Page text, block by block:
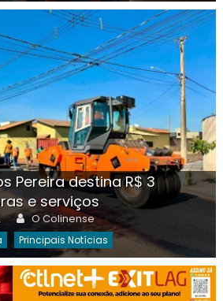
Pereira destina R$ 3
e serviços
Author
O Colinense
Principais Notícias